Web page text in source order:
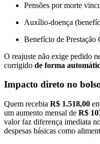
Pensões por morte
Auxílio-doença
Benefício de Prestação
O reajuste não exige pedido
corrigido de forma
Impacto direto no
Quem recebia R$ 1.518,00
um aumento mensal de R$
valor faz diferença imediata
despesas básicas como